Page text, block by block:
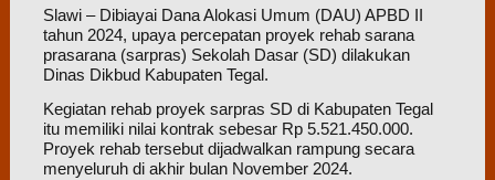
Slawi – Dibiayai Dana Alokasi Umum (DAU) APBD II
tahun 2024, upaya percepatan proyek rehab sarana
prasarana (sarpras) Sekolah Dasar (SD) dilakukan
Dinas Dikbud Kabupaten Tegal.
Kegiatan rehab proyek sarpras SD di Kabupaten Tegal
itu memiliki nilai kontrak sebesar Rp 5.521.450.000.
Proyek rehab tersebut dijadwalkan rampung secara
menyeluruh di akhir bulan November 2024.